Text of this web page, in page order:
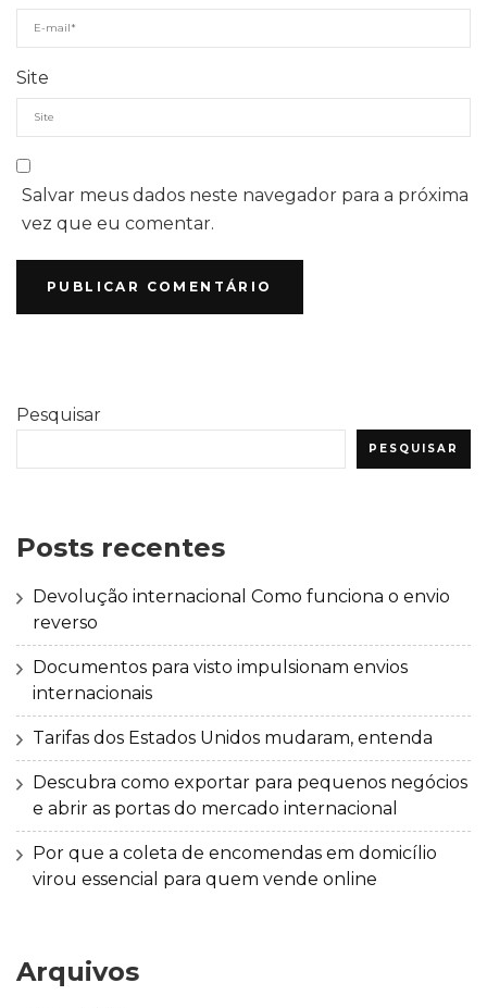
Site
Salvar meus dados neste navegador para a próxima
vez que eu comentar.
Pesquisar
PESQUISAR
Posts recentes
Devolução internacional Como funciona o envio
reverso
Documentos para visto impulsionam envios
internacionais
Tarifas dos Estados Unidos mudaram, entenda
Descubra como exportar para pequenos negócios
e abrir as portas do mercado internacional
Por que a coleta de encomendas em domicílio
virou essencial para quem vende online
Arquivos